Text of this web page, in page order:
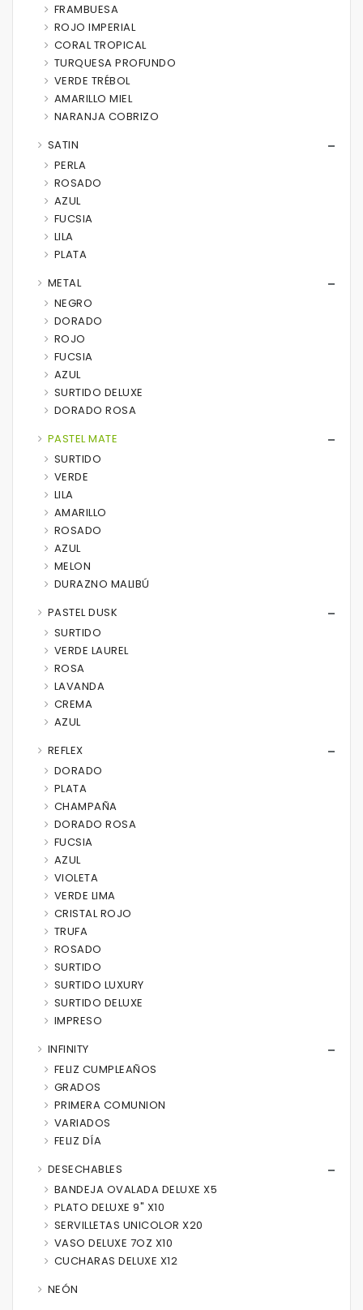
FRAMBUESA
ROJO IMPERIAL
CORAL TROPICAL
TURQUESA PROFUNDO
VERDE TRÉBOL
AMARILLO MIEL
NARANJA COBRIZO
SATIN
PERLA
ROSADO
AZUL
FUCSIA
LILA
PLATA
METAL
NEGRO
DORADO
ROJO
FUCSIA
AZUL
SURTIDO DELUXE
DORADO ROSA
PASTEL MATE
SURTIDO
VERDE
LILA
AMARILLO
ROSADO
AZUL
MELON
DURAZNO MALIBÚ
PASTEL DUSK
SURTIDO
VERDE LAUREL
ROSA
LAVANDA
CREMA
AZUL
REFLEX
DORADO
PLATA
CHAMPAÑA
DORADO ROSA
FUCSIA
AZUL
VIOLETA
VERDE LIMA
CRISTAL ROJO
TRUFA
ROSADO
SURTIDO
SURTIDO LUXURY
SURTIDO DELUXE
IMPRESO
INFINITY
FELIZ CUMPLEAÑOS
GRADOS
PRIMERA COMUNION
VARIADOS
FELIZ DÍA
DESECHABLES
BANDEJA OVALADA DELUXE X5
PLATO DELUXE 9" X10
SERVILLETAS UNICOLOR X20
VASO DELUXE 7OZ X10
CUCHARAS DELUXE X12
NEÓN